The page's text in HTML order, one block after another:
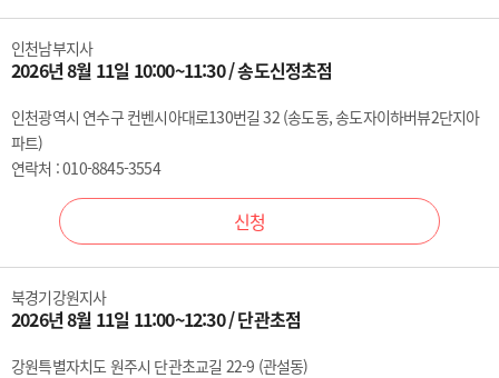
인천남부지사
2026년 8월 11일 10:00~11:30 / 송도신정초점
인천광역시 연수구 컨벤시아대로130번길 32 (송도동, 송도자이하버뷰2단지아
파트)
연락처 : 010-8845-3554
신청
북경기강원지사
2026년 8월 11일 11:00~12:30 / 단관초점
강원특별자치도 원주시 단관초교길 22-9 (관설동)